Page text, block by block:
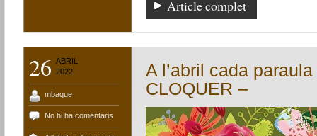
Article complet
26 ABRIL
2022
mbaque
No hi ha comentaris
A l’abril cada
CLOQUER –